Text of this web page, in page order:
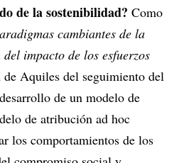
de la sostenibilidad? Como
cambiantes de la
impacto de los esfuerzos
Aquiles del seguimiento del
de un modelo de
de atribución ad hoc
los comportamientos de los